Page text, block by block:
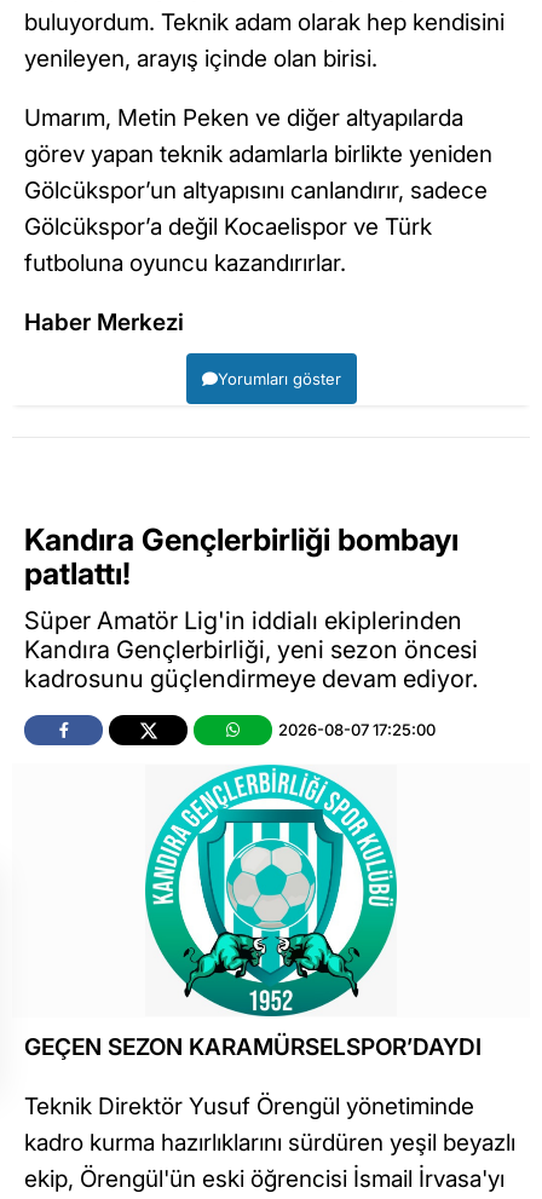
buluyordum. Teknik adam olarak hep kendisini
yenileyen, arayış içinde olan birisi.
Umarım, Metin Peken ve diğer altyapılarda
görev yapan teknik adamlarla birlikte yeniden
Gölcükspor’un altyapısını canlandırır, sadece
Gölcükspor’a değil Kocaelispor ve Türk
futboluna oyuncu kazandırırlar.
Haber Merkezi
Yorumları göster
Kandıra Gençlerbirliği bombayı
patlattı!
Süper Amatör Lig'in iddialı ekiplerinden
Kandıra Gençlerbirliği, yeni sezon öncesi
kadrosunu güçlendirmeye devam ediyor.
2026-08-07 17:25:00
GEÇEN SEZON KARAMÜRSELSPOR’DAYDI
Teknik Direktör Yusuf Örengül yönetiminde
kadro kurma hazırlıklarını sürdüren yeşil beyazlı
ekip, Örengül'ün eski öğrencisi İsmail İrvasa'yı